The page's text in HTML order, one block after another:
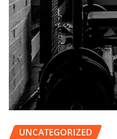
UNCATEGORIZED